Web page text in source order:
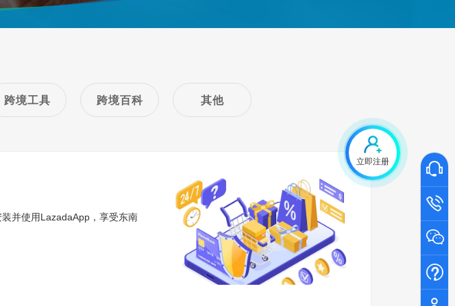
立即注册
跨境工具 跨境百科 其他
并使用LazadaApp，享受东南